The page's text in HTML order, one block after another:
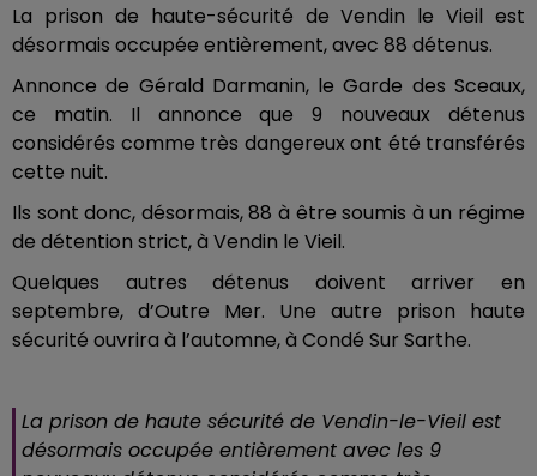
La prison de haute-sécurité de Vendin le Vieil est
désormais occupée entièrement, avec 88 détenus.
Annonce de Gérald Darmanin, le Garde des Sceaux,
ce matin. Il annonce que 9 nouveaux détenus
considérés comme très dangereux ont été transférés
cette nuit.
Ils sont donc, désormais, 88 à être soumis à un régime
de détention strict, à Vendin le Vieil.
Quelques autres détenus doivent arriver en
septembre, d’Outre Mer. Une autre prison haute
sécurité ouvrira à l’automne, à Condé Sur Sarthe.
La prison de haute sécurité de Vendin-le-Vieil est
désormais occupée entièrement avec les 9